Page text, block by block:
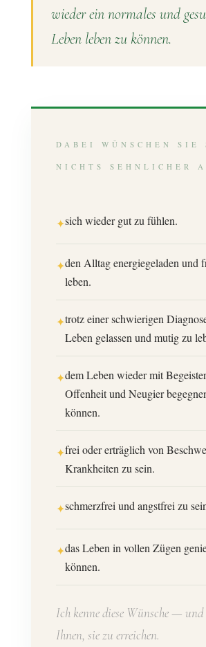
wieder ein normales und
Leben leben zu können.
DABEI WÜNSCHEN SIE
NICHTS SEHNLICHER
✦sich wieder gut zu fühlen.
✦den Alltag energiegeladen und
leben.
✦trotz einer schwierigen
Leben gelassen und mutig zu
✦dem Leben wieder mit
Offenheit und Neugier
können.
✦frei oder erträglich von
Krankheiten zu sein.
✦schmerzfrei und angstfrei zu
✦das Leben in vollen Zügen
können.
Ich kenne diese Wünsche — und
Ihnen, sie zu erreichen.